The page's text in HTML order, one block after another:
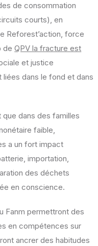
de consommation
courts), en
Reforest’action, force
deQPV la fracture est
et justice
dans le fond et dans
dans des familles
faible,
a un fort impact
importation,
des déchets
en conscience.
Fanm permettront des
en compétences sur
ancrer des habitudes